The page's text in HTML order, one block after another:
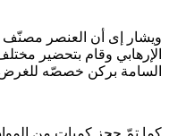
ويشار إى أن العنصر مصنّف
الإرهابي وقام بتحضير
السامة بركن خصصّه